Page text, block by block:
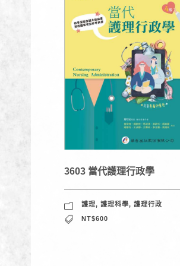
3603 當代護理行政學
護理, 護理科學, 護理行政
NT$600